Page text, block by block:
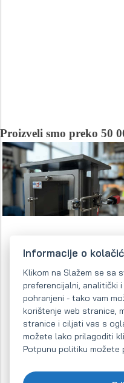
Proizveli smo preko 50
Informacije o
Klikom na Slažem se sa
preferencijalni, analitički
pohranjeni - tako vam
korištenje web stranice,
stranice i ciljati vas s
možete lako prilagoditi
Potpunu politiku možete